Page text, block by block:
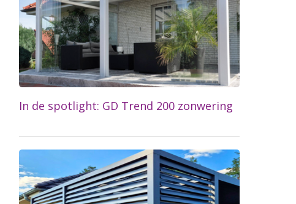
In de spotlight: GD Trend 200 zonwering
Lees meer...